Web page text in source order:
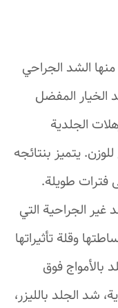
الشد الجراحي
الخيار المفضل
الجلدية
يتميز بنتائجه
فترات طويلة.
الجراحية التي
وقلة تأثيراتها
بالأمواج فوق
شد الجلد بالليزر،